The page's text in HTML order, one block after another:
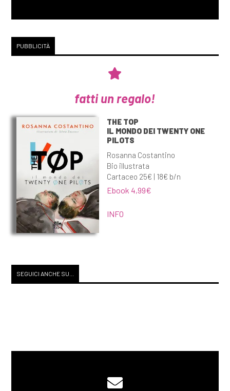
PUBBLICITÀ
fatti un regalo!
THE TOP
IL MONDO DEI TWENTY ONE
PILOTS
Rosanna Costantino
Bio illustrata
Cartaceo 25€ | 18€ b/n
Ebook 4,99€
INFO
SEGUICI ANCHE SU...